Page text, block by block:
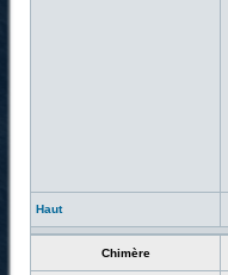
Haut
Chimère